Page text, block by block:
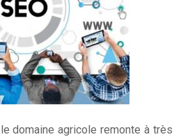
domaine agricole remonte à très